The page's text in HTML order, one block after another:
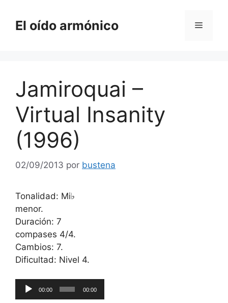
contenido
El oído armónico Menú
Jamiroquai –
Virtual Insanity
(1996)
02/09/2013 por bustena
Tonalidad: Mi♭
menor.
Duración: 7
compases 4/4.
Cambios: 7.
Dificultad: Nivel 4.
Reproductor
de
00:00 00:00